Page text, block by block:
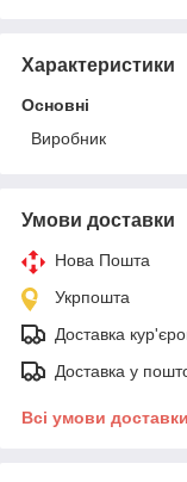
Характеристики
Основні
Виробник
Умови доставки
Нова Пошта
Укрпошта
Доставка
Доставка у
Всі умови доставки